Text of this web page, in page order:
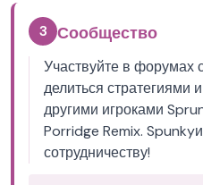
3 Сообщество
Участвуйте в форумах
делиться стратегиями
другими игроками
Porridge Remix.
сотрудничеству!